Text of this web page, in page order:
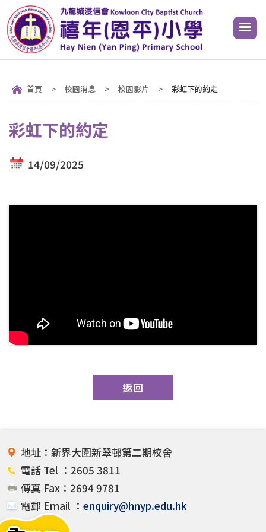
首頁 > 校園消息 > 校園影片 > 彩虹下的約定
彩虹下的約定
14/09/2025
返回
地址：新界大圍新翠邨第二期校舍
電話 Tel ：2605 3811
傳真 Fax：2694 9781
電郵 Email ： enquiry@hnyp.edu.hk